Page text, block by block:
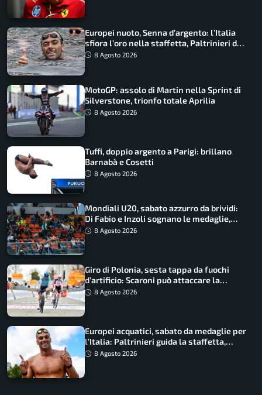
Europei nuoto, Senna d’argento: l’Italia
sfiora l’oro nella staffetta, Paltrinieri da
urlo, il bilancio azzurro
8 Agosto 2026
MotoGP: assolo di Martin nella Sprint di
Silverstone, trionfo totale Aprilia
8 Agosto 2026
Tuffi, doppio argento a Parigi: brillano
Barnabà e Cosetti
8 Agosto 2026
Mondiali U20, sabato azzurro da brividi:
Di Fabio e Inzoli sognano le medaglie,
Castellani e Succo in finale
8 Agosto 2026
Giro di Polonia, sesta tappa da fuochi
d’artificio: Scaroni può attaccare la
maglia di Lemmen
8 Agosto 2026
Europei acquatici, sabato da medaglie per
l’Italia: Paltrinieri guida la staffetta,
Barnabà sogna l’oro dalle grandi altezze
8 Agosto 2026